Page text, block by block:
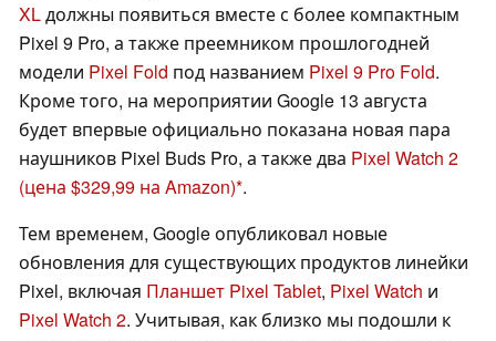
XLдолжны появиться вместе с более компактным
Pixel 9 Pro, а также преемником прошлогодней
модели Pixel Fold под названием Pixel 9 Pro Fold.
Кроме того, на мероприятии Google 13 августа
будет впервые официально показана новая пара
наушников Pixel Buds Pro, а также два Pixel Watch 2
(цена $329,99 на Amazon) .
Тем временем, Google опубликовал новые
обновления для существующих продуктов линейки
Pixel, включая Планшет Pixel Tablet, Pixel Watch и
Pixel Watch 2. Учитывая, как близко мы подошли к